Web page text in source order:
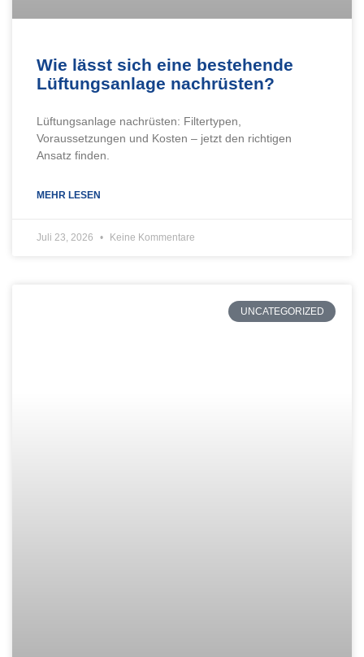
Wie lässt sich eine bestehende
Lüftungsanlage nachrüsten?
Lüftungsanlage nachrüsten: Filtertypen,
Voraussetzungen und Kosten – jetzt den richtigen
Ansatz finden.
MEHR LESEN
Juli 23, 2026 Keine Kommentare
UNCATEGORIZED